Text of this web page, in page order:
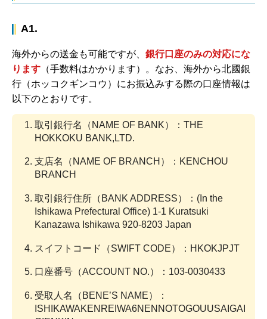
A1.
海外からの送金も可能ですが、 銀行口座のみの対応にな
ります （手数料はかかります）。なお、海外から北國銀
行（ホッコクギンコウ）にお振込みする際の口座情報は
以下のとおりです。
取引銀行名（NAME OF BANK）：THE
HOKKOKU BANK,LTD.
支店名（NAME OF BRANCH）：KENCHOU
BRANCH
取引銀行住所（BANK ADDRESS）：(In the
Ishikawa Prefectural Office) 1-1 Kuratsuki
Kanazawa Ishikawa 920-8203 Japan
スイフトコード（SWIFT CODE）：HKOKJPJT
口座番号（ACCOUNT NO.）：103-0030433
受取人名（BENE’S NAME）：
ISHIKAWAKENREIWA6NENNOTOGOUUSAIGAI